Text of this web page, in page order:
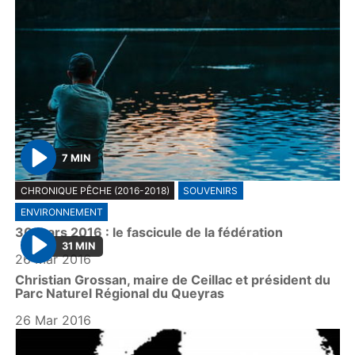
P
l
a
y
7 MIN
CHRONIQUE PÊCHE (2016-2018)
SOUVENIRS
ENVIRONNEMENT
30 mars 2016 : le fascicule de la fédération
26 Mar 2016
P
l
a
y
31 MIN
Christian Grossan, maire de Ceillac et président du
Parc Naturel Régional du Queyras
26 Mar 2016